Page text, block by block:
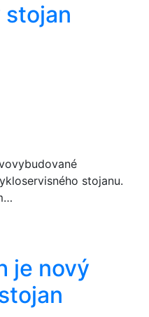
stojanu.
je nový